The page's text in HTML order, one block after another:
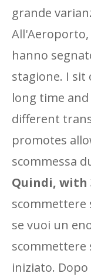
grande
hanno
stagione. I sit
long time
different
promotes
scommessa
Quindi, with
scommettere
se vuoi un
scommettere
iniziato.